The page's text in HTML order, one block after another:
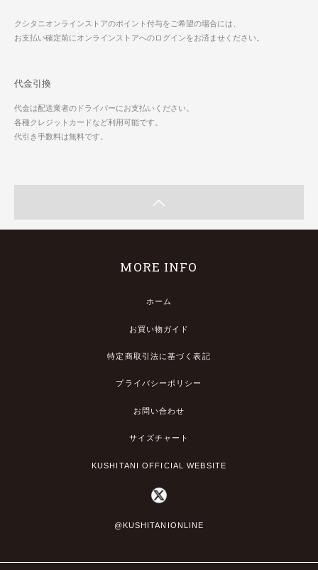
クシタニオンラインストアのポイント付与をご希望の場合には、
お支払い確定前にオンラインストアへのログインをお済ませください。
代金引換
代金は配送業者のドライバーにお支払いください。
各種クレジットカードなど利用可能です。
代引き手数料は無料です。
MORE INFO
ホーム
お買い物ガイド
特定商取引法に基づく表記
プライバシーポリシー
お問い合わせ
サイズチャート
KUSHITANI OFFICIAL WEBSITE
@KUSHITANIONLINE